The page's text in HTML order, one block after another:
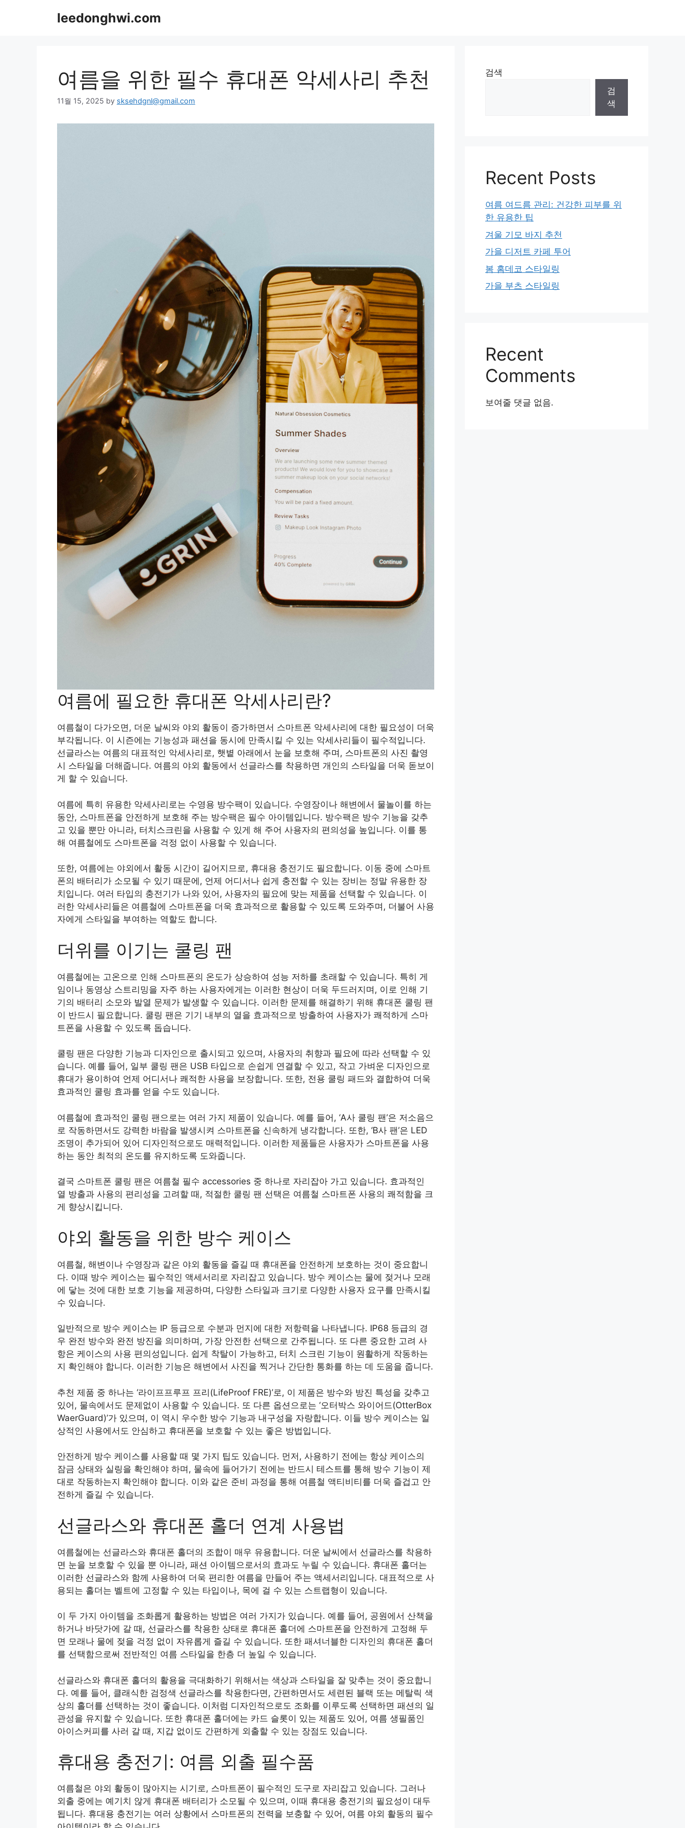
leedonghwi.com
여름을 위한 필수 휴대폰 악세사리 추천
11월 15, 2025 by sksehdgnl@gmail.com
여름에 필요한 휴대폰 악세사리란?
여름철이 다가오면, 더운 날씨와 야외 활동이 증가하면서 스마트폰 악세사리에 대한 필요성이 더욱
부각됩니다. 이 시즌에는 기능성과 패션을 동시에 만족시킬 수 있는 악세사리들이 필수적입니다.
선글라스는 여름의 대표적인 악세사리로, 햇볕 아래에서 눈을 보호해 주며, 스마트폰의 사진 촬영
시 스타일을 더해줍니다. 여름의 야외 활동에서 선글라스를 착용하면 개인의 스타일을 더욱 돋보이
게 할 수 있습니다.
여름에 특히 유용한 악세사리로는 수영용 방수팩이 있습니다. 수영장이나 해변에서 물놀이를 하는
동안, 스마트폰을 안전하게 보호해 주는 방수팩은 필수 아이템입니다. 방수팩은 방수 기능을 갖추
고 있을 뿐만 아니라, 터치스크린을 사용할 수 있게 해 주어 사용자의 편의성을 높입니다. 이를 통
해 여름철에도 스마트폰을 걱정 없이 사용할 수 있습니다.
또한, 여름에는 야외에서 활동 시간이 길어지므로, 휴대용 충전기도 필요합니다. 이동 중에 스마트
폰의 배터리가 소모될 수 있기 때문에, 언제 어디서나 쉽게 충전할 수 있는 장비는 정말 유용한 장
치입니다. 여러 타입의 충전기가 나와 있어, 사용자의 필요에 맞는 제품을 선택할 수 있습니다. 이
러한 악세사리들은 여름철에 스마트폰을 더욱 효과적으로 활용할 수 있도록 도와주며, 더불어 사용
자에게 스타일을 부여하는 역할도 합니다.
더위를 이기는 쿨링 팬
여름철에는 고온으로 인해 스마트폰의 온도가 상승하여 성능 저하를 초래할 수 있습니다. 특히 게
임이나 동영상 스트리밍을 자주 하는 사용자에게는 이러한 현상이 더욱 두드러지며, 이로 인해 기
기의 배터리 소모와 발열 문제가 발생할 수 있습니다. 이러한 문제를 해결하기 위해 휴대폰 쿨링 팬
이 반드시 필요합니다. 쿨링 팬은 기기 내부의 열을 효과적으로 방출하여 사용자가 쾌적하게 스마
트폰을 사용할 수 있도록 돕습니다.
쿨링 팬은 다양한 기능과 디자인으로 출시되고 있으며, 사용자의 취향과 필요에 따라 선택할 수 있
습니다. 예를 들어, 일부 쿨링 팬은 USB 타입으로 손쉽게 연결할 수 있고, 작고 가벼운 디자인으로
휴대가 용이하여 언제 어디서나 쾌적한 사용을 보장합니다. 또한, 전용 쿨링 패드와 결합하여 더욱
효과적인 쿨링 효과를 얻을 수도 있습니다.
여름철에 효과적인 쿨링 팬으로는 여러 가지 제품이 있습니다. 예를 들어, ‘A사 쿨링 팬’은 저소음으
로 작동하면서도 강력한 바람을 발생시켜 스마트폰을 신속하게 냉각합니다. 또한, ‘B사 팬’은 LED
조명이 추가되어 있어 디자인적으로도 매력적입니다. 이러한 제품들은 사용자가 스마트폰을 사용
하는 동안 최적의 온도를 유지하도록 도와줍니다.
결국 스마트폰 쿨링 팬은 여름철 필수 accessories 중 하나로 자리잡아 가고 있습니다. 효과적인
열 방출과 사용의 편리성을 고려할 때, 적절한 쿨링 팬 선택은 여름철 스마트폰 사용의 쾌적함을 크
게 향상시킵니다.
야외 활동을 위한 방수 케이스
여름철, 해변이나 수영장과 같은 야외 활동을 즐길 때 휴대폰을 안전하게 보호하는 것이 중요합니
다. 이때 방수 케이스는 필수적인 액세서리로 자리잡고 있습니다. 방수 케이스는 물에 젖거나 모래
에 닿는 것에 대한 보호 기능을 제공하며, 다양한 스타일과 크기로 다양한 사용자 요구를 만족시킬
수 있습니다.
일반적으로 방수 케이스는 IP 등급으로 수분과 먼지에 대한 저항력을 나타냅니다. IP68 등급의 경
우 완전 방수와 완전 방진을 의미하며, 가장 안전한 선택으로 간주됩니다. 또 다른 중요한 고려 사
항은 케이스의 사용 편의성입니다. 쉽게 착탈이 가능하고, 터치 스크린 기능이 원활하게 작동하는
지 확인해야 합니다. 이러한 기능은 해변에서 사진을 찍거나 간단한 통화를 하는 데 도움을 줍니다.
추천 제품 중 하나는 ‘라이프프루프 프리(LifeProof FRE)’로, 이 제품은 방수와 방진 특성을 갖추고
있어, 물속에서도 문제없이 사용할 수 있습니다. 또 다른 옵션으로는 ‘오터박스 와이어드(OtterBox
WaerGuard)’가 있으며, 이 역시 우수한 방수 기능과 내구성을 자랑합니다. 이들 방수 케이스는 일
상적인 사용에서도 안심하고 휴대폰을 보호할 수 있는 좋은 방법입니다.
안전하게 방수 케이스를 사용할 때 몇 가지 팁도 있습니다. 먼저, 사용하기 전에는 항상 케이스의
잠금 상태와 실링을 확인해야 하며, 물속에 들어가기 전에는 반드시 테스트를 통해 방수 기능이 제
대로 작동하는지 확인해야 합니다. 이와 같은 준비 과정을 통해 여름철 액티비티를 더욱 즐겁고 안
전하게 즐길 수 있습니다.
선글라스와 휴대폰 홀더 연계 사용법
여름철에는 선글라스와 휴대폰 홀더의 조합이 매우 유용합니다. 더운 날씨에서 선글라스를 착용하
면 눈을 보호할 수 있을 뿐 아니라, 패션 아이템으로서의 효과도 누릴 수 있습니다. 휴대폰 홀더는
이러한 선글라스와 함께 사용하여 더욱 편리한 여름을 만들어 주는 액세서리입니다. 대표적으로 사
용되는 홀더는 벨트에 고정할 수 있는 타입이나, 목에 걸 수 있는 스트랩형이 있습니다.
이 두 가지 아이템을 조화롭게 활용하는 방법은 여러 가지가 있습니다. 예를 들어, 공원에서 산책을
하거나 바닷가에 갈 때, 선글라스를 착용한 상태로 휴대폰 홀더에 스마트폰을 안전하게 고정해 두
면 모래나 물에 젖을 걱정 없이 자유롭게 즐길 수 있습니다. 또한 패셔너블한 디자인의 휴대폰 홀더
를 선택함으로써 전반적인 여름 스타일을 한층 더 높일 수 있습니다.
선글라스와 휴대폰 홀더의 활용을 극대화하기 위해서는 색상과 스타일을 잘 맞추는 것이 중요합니
다. 예를 들어, 클래식한 검정색 선글라스를 착용한다면, 간편하면서도 세련된 블랙 또는 메탈릭 색
상의 홀더를 선택하는 것이 좋습니다. 이처럼 디자인적으로도 조화를 이루도록 선택하면 패션의 일
관성을 유지할 수 있습니다. 또한 휴대폰 홀더에는 카드 슬롯이 있는 제품도 있어, 여름 생필품인
아이스커피를 사러 갈 때, 지갑 없이도 간편하게 외출할 수 있는 장점도 있습니다.
휴대용 충전기: 여름 외출 필수품
여름철은 야외 활동이 많아지는 시기로, 스마트폰이 필수적인 도구로 자리잡고 있습니다. 그러나
외출 중에는 예기치 않게 휴대폰 배터리가 소모될 수 있으며, 이때 휴대용 충전기의 필요성이 대두
됩니다. 휴대용 충전기는 여러 상황에서 스마트폰의 전력을 보충할 수 있어, 여름 야외 활동의 필수
검색
검
색
Recent Posts
여름 여드름 관리: 건강한 피부를 위
한 유용한 팁
겨울 기모 바지 추천
가을 디저트 카페 투어
봄 홈데코 스타일링
가을 부츠 스타일링
Recent
Comments
보여줄 댓글 없음.